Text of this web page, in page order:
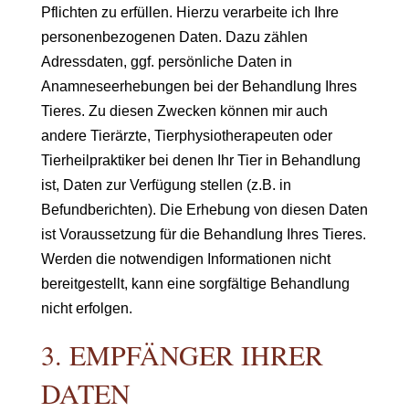
Pflichten zu erfüllen. Hierzu verarbeite ich Ihre
personenbezogenen Daten. Dazu zählen
Adressdaten, ggf. persönliche Daten in
Anamneseerhebungen bei der Behandlung Ihres
Tieres. Zu diesen Zwecken können mir auch
andere Tierärzte, Tierphysiotherapeuten oder
Tierheilpraktiker bei denen Ihr Tier in Behandlung
ist, Daten zur Verfügung stellen (z.B. in
Befundberichten). Die Erhebung von diesen Daten
ist Voraussetzung für die Behandlung Ihres Tieres.
Werden die notwendigen Informationen nicht
bereitgestellt, kann eine sorgfältige Behandlung
nicht erfolgen.
3. EMPFÄNGER IHRER
DATEN